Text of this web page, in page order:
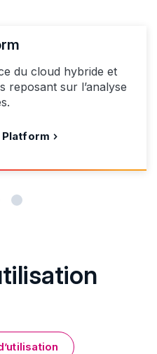
du cloud hybride et
reposant sur l’analyse
Platform